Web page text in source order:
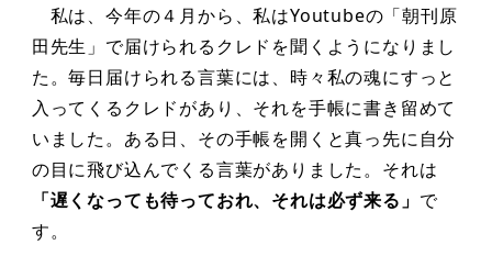
私は、今年の４月から、私はYoutubeの「朝刊原
田先生」で届けられるクレドを聞くようになりまし
た。毎日届けられる言葉には、時々私の魂にすっと
入ってくるクレドがあり、それを手帳に書き留めて
いました。ある日、その手帳を開くと真っ先に自分
の目に飛び込んでくる言葉がありました。それは
「遅くなっても待っておれ、それは必ず来る」 で
す。